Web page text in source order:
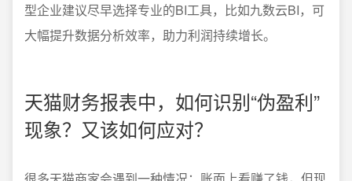
型企业建议尽早选择专业的BI工具，比如九数云BI，可
大幅提升数据分析效率，助力利润持续增长。
天猫财务报表中，如何识别“伪盈利”
现象？又该如何应对？